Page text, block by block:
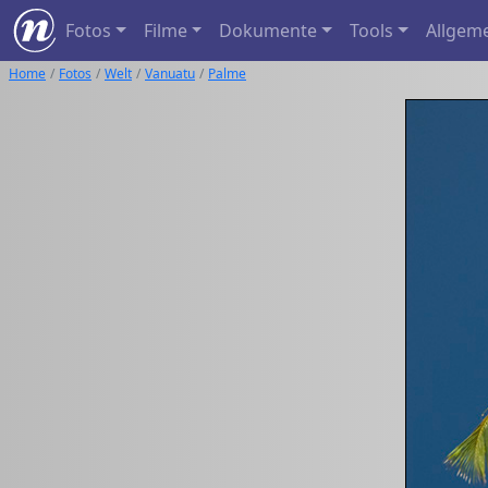
Fotos Filme Dokumente Tools
Home Fotos Welt Vanuatu Palme